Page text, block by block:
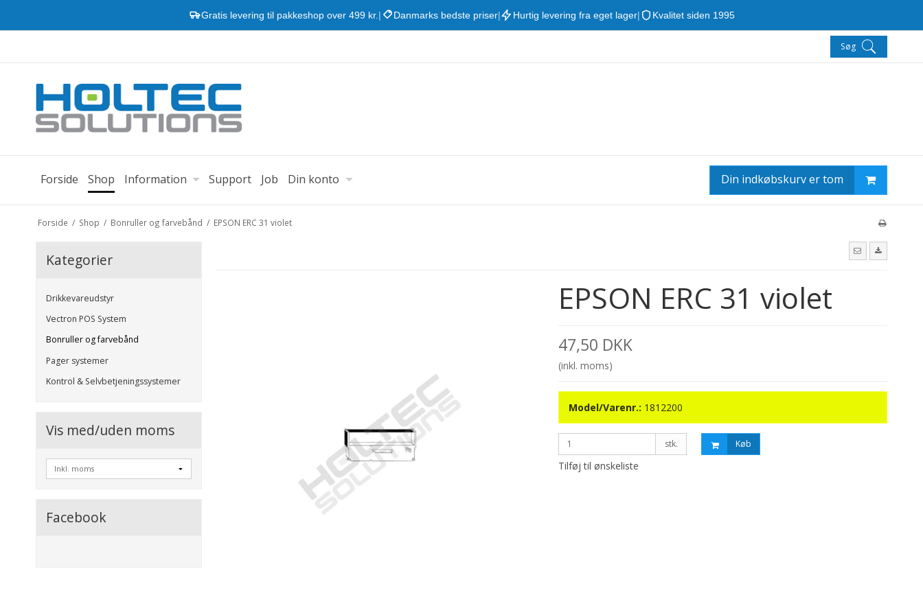
Gratis levering til pakkeshop over 499 kr. | Danmarks bedste priser| Hurtig levering fra eget lager| Kvalitet siden 1995
Søg
Forside Shop Information Support Job Din konto Din indkøbskurv er tom
Forside / Shop / Bonruller og farvebånd / EPSON ERC 31 violet
Kategorier
Drikkevareudstyr
Vectron POS System
Bonruller og farvebånd
Pager systemer
Kontrol & Selvbetjeningssystemer
Vis med/uden moms
Facebook
EPSON ERC 31 violet
47,50 DKK
(inkl. moms)
Model/Varenr.: 1812200
stk. Køb
Tilføj til ønskeliste